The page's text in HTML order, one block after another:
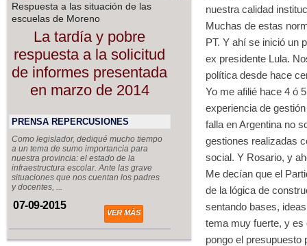
Respuesta a las situación de las
escuelas de Moreno
La tardía y pobre
respuesta a la solicitud
de informes presentada
en marzo de 2014
PRENSA REPERCUSIONES
Como legislador, dediqué mucho tiempo
a un tema de sumo importancia para
nuestra provincia: el estado de la
infraestructura escolar. Ante las grave
situaciones que nos cuentan los padres
y docentes, ...
07-09-2015
VER MÁS
nuestra calidad
Muchas de estas
PT. Y ahí se inició un
ex presidente Lula.
política desde hace
Yo me afilié hace 4 ó
experiencia de
falla en Argentina no
gestiones realizadas
social. Y Rosario, y
Me decían que el
de la lógica de
sentando bases,
tema muy fuerte, y
pongo el presupuesto